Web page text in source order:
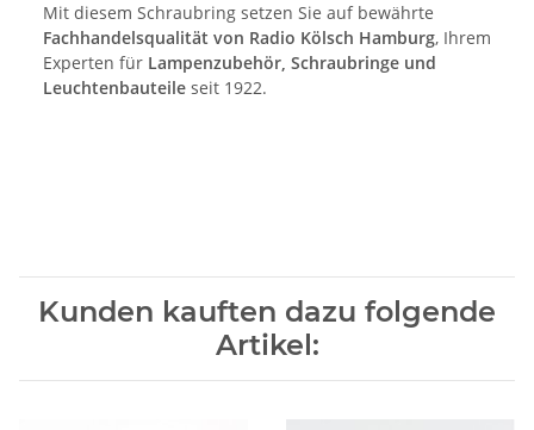
Mit diesem Schraubring setzen Sie auf bewährte
Fachhandelsqualität von Radio Kölsch Hamburg, Ihrem
Experten für Lampenzubehör, Schraubringe und
Leuchtenbauteile seit 1922.
Kunden kauften dazu folgende
Artikel: